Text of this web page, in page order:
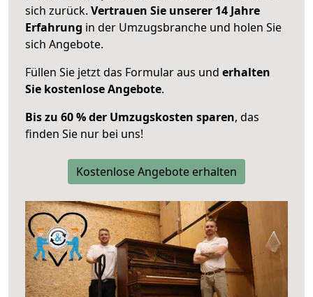
sich zurück. Vertrauen Sie unserer 14 Jahre
Erfahrung in der Umzugsbranche und holen Sie
sich Angebote.
Füllen Sie jetzt das Formular aus und erhalten
Sie kostenlose Angebote.
Bis zu 60 % der Umzugskosten sparen, das
finden Sie nur bei uns!
Kostenlose Angebote erhalten